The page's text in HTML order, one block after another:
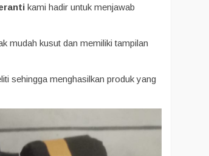
kami hadir untuk menjawab
mudah kusut dan memiliki tampilan
sehingga menghasilkan produk yang